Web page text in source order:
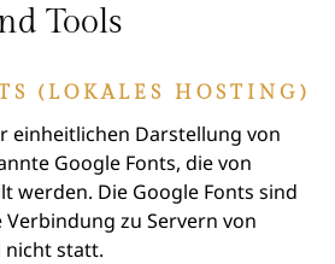
Tools
(LOKALES HOSTING)
einheitlichen Darstellung von
Google Fonts, die von
werden. Die Google Fonts sind
zu Servern von
nicht statt.